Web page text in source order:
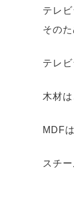
テレ
その
テレ
木材
MDF
スチ